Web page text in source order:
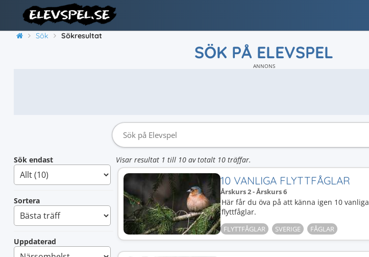
Sök Sökresultat
SÖK PÅ ELEVSPEL
ANNONS
Sök endast
Sortera
Uppdaterad
Visar resultat 1 till 10 av totalt 10 träffar.
10 VANLIGA FLYTTFÅGLAR
Årskurs 2 - Årskurs 6
Här får du öva på att känna igen 10 vanliga
flyttfåglar.
FLYTTFÅGLAR SVERIGE FÅGLAR